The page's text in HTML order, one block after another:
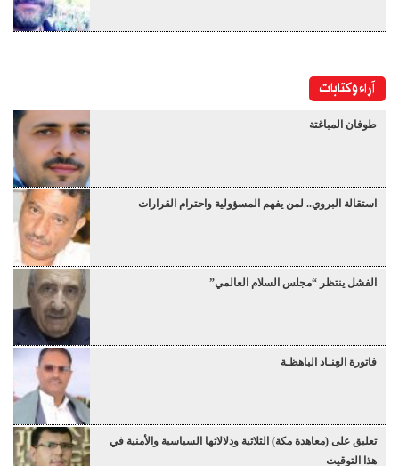
آراء وكتابات
طوفان المباغتة
استقالة البروي.. لمن يفهم المسؤولية واحترام القرارات
الفشل ينتظر “مجلس السلام العالمي”
فاتورة العِنـاد الباهظـة
تعليق على (معاهدة مكة) الثلاثية ودلالاتها السياسية والأمنية في
هذا التوقيت